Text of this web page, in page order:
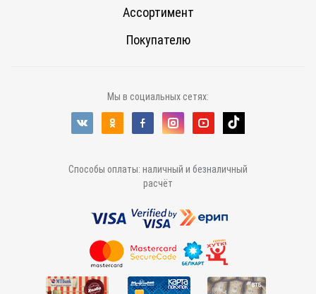
Ассортимент
Покупателю
Мы в социальных сетях:
Способы оплаты: наличный и безналичный
расчёт